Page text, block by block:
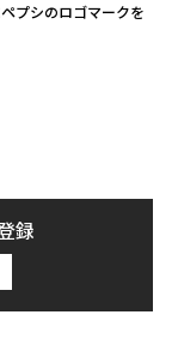
プシのロゴマークを
録